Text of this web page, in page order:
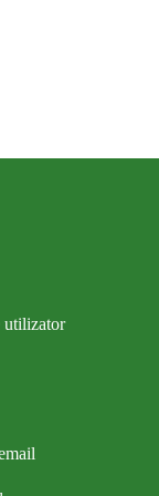
utilizator